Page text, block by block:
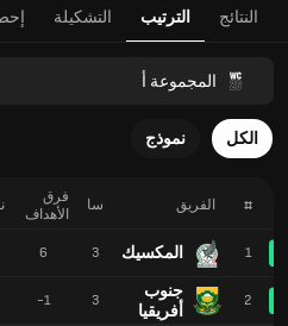
النتائج الترتيب التشكيلة
المجموعة أ
الكل نموذج
# الفريق
1 المكسيك
2
جنوب
أفريقيا
سا
فرق
الأهداف
3
6
3
-1